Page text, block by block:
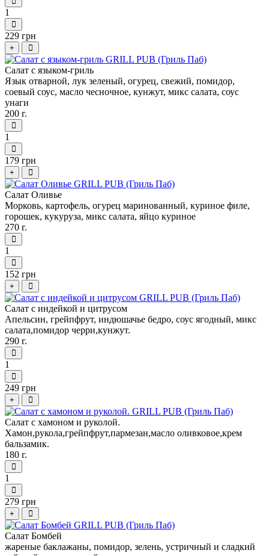
1
229 грн
+
Салат с языком-гриль
Язык отварной, лук зеленый, огурец, свежий, помидор,
соевый соус, масло чесночное, кунжут, микс салата, соус
унаги
200 г.
1
179 грн
+
Салат Оливье
Морковь, картофель, огурец маринованный, куриное филе,
горошек, кукуруза, микс салата, яйцо куриное
270 г.
1
152 грн
+
Салат с индейкой и цитрусом
Апельсин, грейпфрут, индюшачье бедро, соус ягодный, микс
салата,помидор черри,кунжут.
290 г.
1
249 грн
+
Салат с хамоном и руколой.
Хамон,рукола,грейпфрут,пармезан,масло оливковое,крем
бальзамик.
180 г.
1
279 грн
+
Салат Бомбей
жареные баклажаны, помидор, зелень, устричный и сладкий